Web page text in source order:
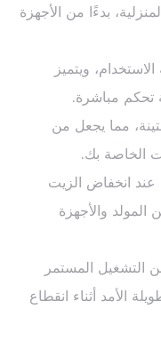
بدءًا من الأجهزة
ويتميز
تحكم مباشرة.
مما يجعل من
الخاصة بك.
انخفاض الزيت
والأجهزة
المستمر
الأمد أثناء انقطاع